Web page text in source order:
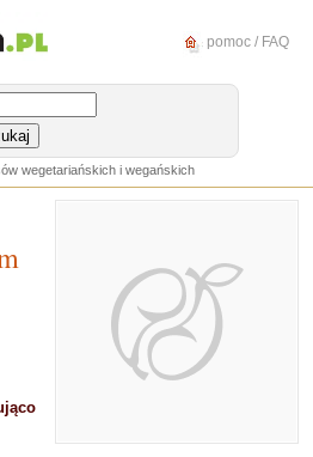
pomoc / FAQ
wegetariańskich i wegańskich